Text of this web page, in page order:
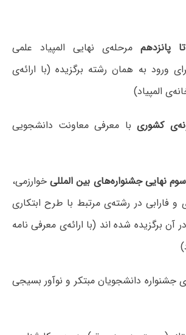
پانزدهم مرحله‌ی نهایی المپیاد علمی
ورود به همان رشته برگزیده (با ارائه‌ی
المپیاد)
کشوریبا معرفی معاونت دانشجویی
نهایی جشنواره‌های بین المللی خوارزمی،
و فارابی در رشته‌ی مرتبط با طرح ابتکاری
آن برگزیده شده اند (با ارائه‌ی معرفی نامه
جشنواره دانشجویان مبتکر و نوآور بسیجی